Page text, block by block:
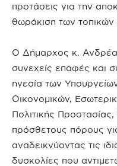
προτάσεις για την
θωράκιση των
Ο Δήμαρχος κ.
συνεχείς επαφές και
ηγεσία των
Οικονομικών,
Πολιτικής Προστασίας,
πρόσθετους πόρους
αναδεικνύοντας τις
δυσκολίες που